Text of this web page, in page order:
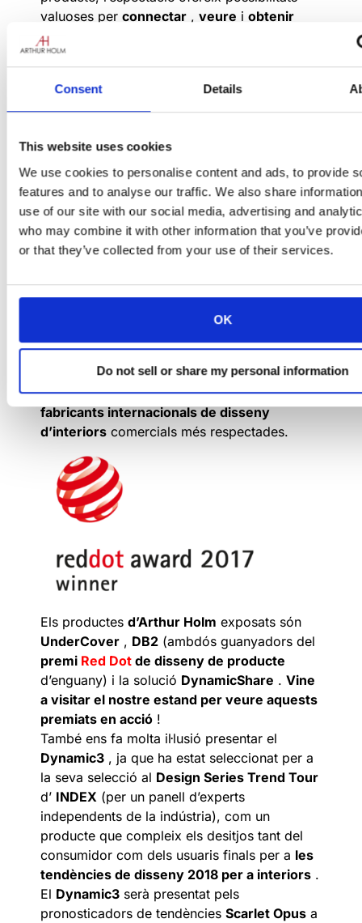
Consent Details
This website uses cookies
We use cookies to personalise content and ads, to provide
features and to analyse our traffic. We also share
use of our site with our social media, advertising and
who may combine it with other information that you’ve
or that they’ve collected from your use of their services.
OK
Do not sell or share my personal information
valuoses per connectar , veure i obtenir
interiors únics
d’interiors més importants del món (ja siguin
Exposarem a »Workspace«, l’escenari
últimes innovacions
comercials. Creat fa 17 anys, Workspace ha
evolucionat per convertir-se en una
representació d’algunes de lesmarques i
fabricants internacionals de disseny
d’interiors comercials més respectades.
Els productes d’Arthur Holm exposats són
UnderCover , DB2 (ambdós guanyadors del
premi Red Dot de disseny de producte
d’enguany) i la solució DynamicShare . Vine
a visitar el nostre estand per veure aquests
premiats en acció !
També ens fa molta il·lusió presentar el
Dynamic3 , ja que ha estat seleccionat per a
la seva selecció al Design Series Trend Tour
d’ INDEX (per un panell d’experts
independents de la indústria), com un
producte que compleix els desitjos tant del
consumidor com dels usuaris finals per a les
tendències de disseny 2018 per a interiors .
El Dynamic3 serà presentat pels
pronosticadors de tendències Scarlet Opus a